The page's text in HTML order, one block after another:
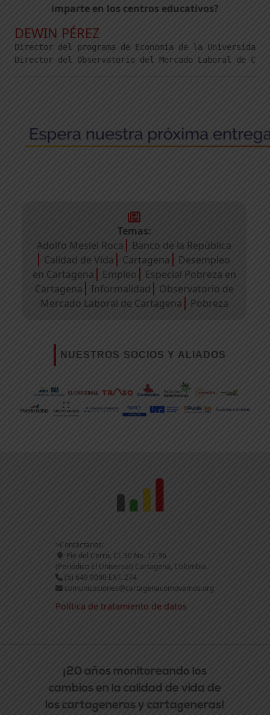
imparte en los centros educativos?
DEWIN PÉREZ
Director del programa de Economía de la Universidad
Director del Observatorio del Mercado Laboral de
Temas:
Adolfo Mesiel Roca
Banco de la República
Calidad de Vida
Cartagena
Desempleo
en Cartagena
Empleo
Especial Pobreza en
Cartagena
Informalidad
Observatorio de
Mercado Laboral de Cartagena
Pobreza
NUESTROS SOCIOS Y ALIADOS
>Contáctanos:
Pie del Cerro, Cl. 30 No. 17-36
(Periódico El Universal) Cartagena, Colombia.
(5) 649 9090 EXT. 274
comunicaciones@cartagenacomovamos.org
Política de tratamiento de datos
¡20 años monitoreando los
cambios en la calidad de vida de
los cartageneros y cartageneras!